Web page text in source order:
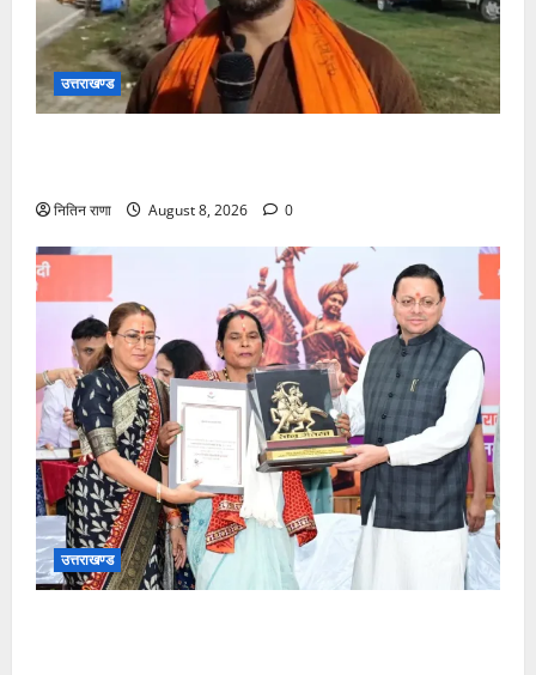
उत्तराखण्ड
नितिन राणा August 8, 2026 0
उत्तराखण्ड